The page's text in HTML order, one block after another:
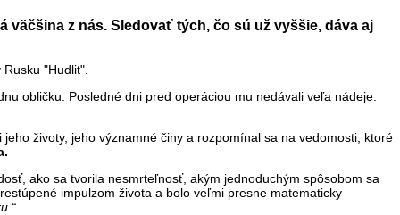
väčšina z nás. Sledovať tých, čo sú už vyššie, dáva aj
"Hudlit".
obličku. Posledné dni pred operáciou mu nedávali veľa nádeje.
životy, jeho významné činy a rozpomínal sa na vedomosti, ktoré
ako sa tvorila nesmrteľnosť, akým jednoduchým spôsobom sa
impulzom života a bolo veľmi presne matematicky